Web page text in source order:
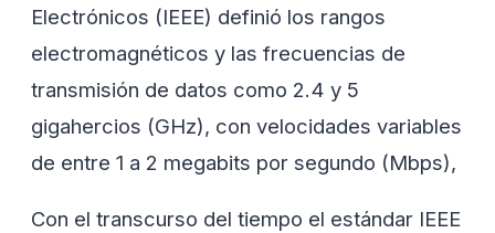
Electrónicos (IEEE) definió los rangos
electromagnéticos y las frecuencias de
transmisión de datos como 2.4 y 5
gigahercios (GHz), con velocidades variables
de entre 1 a 2 megabits por segundo (Mbps),
Con el transcurso del tiempo el estándar IEEE